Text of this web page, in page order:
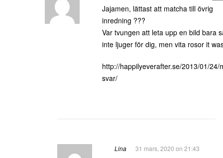
Jajamen, lättast att matcha till övrig
inredning ???
Var tvungen att leta upp en bild bara
inte ljuger för dig, men vita rosor it
http://happilyeverafter.se/2013/01/24/
svar/
Lina 31 mars, 2020 on 21:43